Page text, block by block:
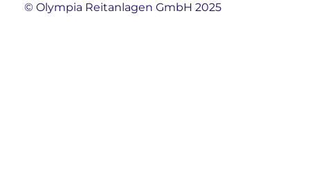
© Olympia Reitanlagen GmbH 2025